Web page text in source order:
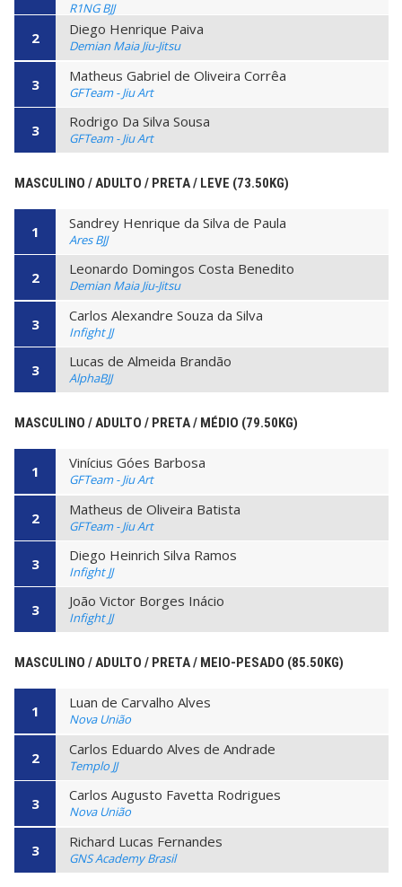
R1NG BJJ
2 Diego Henrique Paiva
Demian Maia Jiu-Jitsu
3 Matheus Gabriel de Oliveira Corrêa
GFTeam - Jiu Art
3 Rodrigo Da Silva Sousa
GFTeam - Jiu Art
MASCULINO / ADULTO / PRETA / LEVE (73.50KG)
1 Sandrey Henrique da Silva de Paula
Ares BJJ
2 Leonardo Domingos Costa Benedito
Demian Maia Jiu-Jitsu
3 Carlos Alexandre Souza da Silva
Infight JJ
3 Lucas de Almeida Brandão
AlphaBJJ
MASCULINO / ADULTO / PRETA / MÉDIO (79.50KG)
1 Vinícius Góes Barbosa
GFTeam - Jiu Art
2 Matheus de Oliveira Batista
GFTeam - Jiu Art
3 Diego Heinrich Silva Ramos
Infight JJ
3 João Victor Borges Inácio
Infight JJ
MASCULINO / ADULTO / PRETA / MEIO-PESADO (85.50KG)
1 Luan de Carvalho Alves
Nova União
2 Carlos Eduardo Alves de Andrade
Templo JJ
3 Carlos Augusto Favetta Rodrigues
Nova União
3 Richard Lucas Fernandes
GNS Academy Brasil